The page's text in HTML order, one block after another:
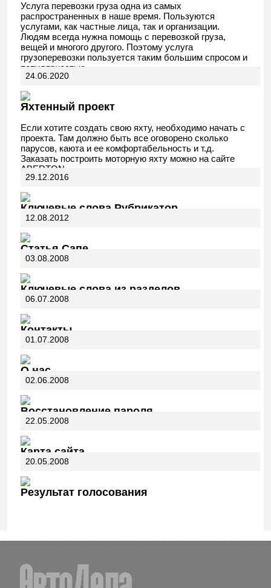
Услуга перевозки груза одна из самых
распространенных в наше время. Пользуются
услугами, как частные лица, так и организации.
Людям всегда нужна помощь с перевозкой груза,
вещей и многого другого. Поэтому услуга
грузоперевозки пользуется таким большим спросом и
популярностью.
24.06.2020
Яхтенный проект
Если хотите создать свою яхту, необходимо начать с
проекта. Там должно быть все оговорено сколько
парусов, каюта и ее комфортабельность и т.д.
Заказать построить моторную яхту можно на сайте
ABERTON.
29.12.2016
Ключевые слова Рубрикатор
12.08.2012
Статья Сапе
03.08.2008
Ключевые слова из разделов
06.07.2008
Контакты
01.07.2008
О нас
02.06.2008
Восстановление пароля
22.05.2008
Карта сайта
20.05.2008
Результат голосования